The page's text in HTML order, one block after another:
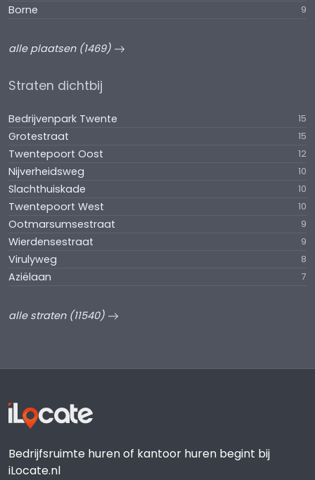
Borne 9
alle plaatsen (1469)
Straten dichtbij
Bedrijvenpark Twente 15
Grotestraat 15
Twentepoort Oost 12
Nijverheidsweg 10
Slachthuiskade 10
Twentepoort West 10
Ootmarsumsestraat 9
Wierdensestraat 9
Virulyweg 8
Aziëlaan 7
alle straten (11540)
Bedrijfsruimte huren of kantoor huren begint bij
iLocate.nl